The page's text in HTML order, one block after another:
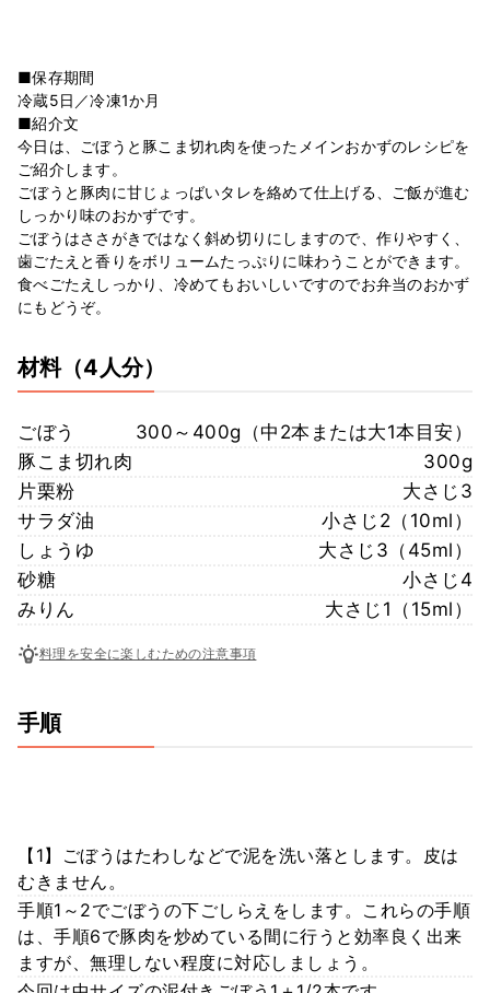
■保存期間
冷蔵5日／冷凍1か月
■紹介文
今日は、ごぼうと豚こま切れ肉を使ったメインおかずのレシピを
ご紹介します。
ごぼうと豚肉に甘じょっばいタレを絡めて仕上げる、ご飯が進む
しっかり味のおかずです。
ごぼうはささがきではなく斜め切りにしますので、作りやすく、
歯ごたえと香りをボリュームたっぷりに味わうことができます。
食べごたえしっかり、冷めてもおいしいですのでお弁当のおかず
にもどうぞ。
材料（4人分）
ごぼう
300～400g（中2本または大1本目安）
豚こま切れ肉
300g
片栗粉
大さじ3
サラダ油
小さじ2（10ml）
しょうゆ
大さじ3（45ml）
砂糖
小さじ4
みりん
大さじ1（15ml）
料理を安全に楽しむための注意事項
手順
【1】ごぼうはたわしなどで泥を洗い落とします。皮は
むきません。
手順1～2でごぼうの下ごしらえをします。これらの手順
は、手順6で豚肉を炒めている間に行うと効率良く出来
ますが、無理しない程度に対応しましょう。